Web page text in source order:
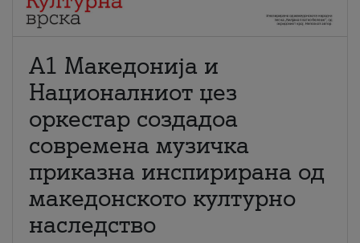
А1 Македонија и
Националниот џез
оркестар создадоа
современа музичка
приказна инспирирана од
македонското културно
наследство